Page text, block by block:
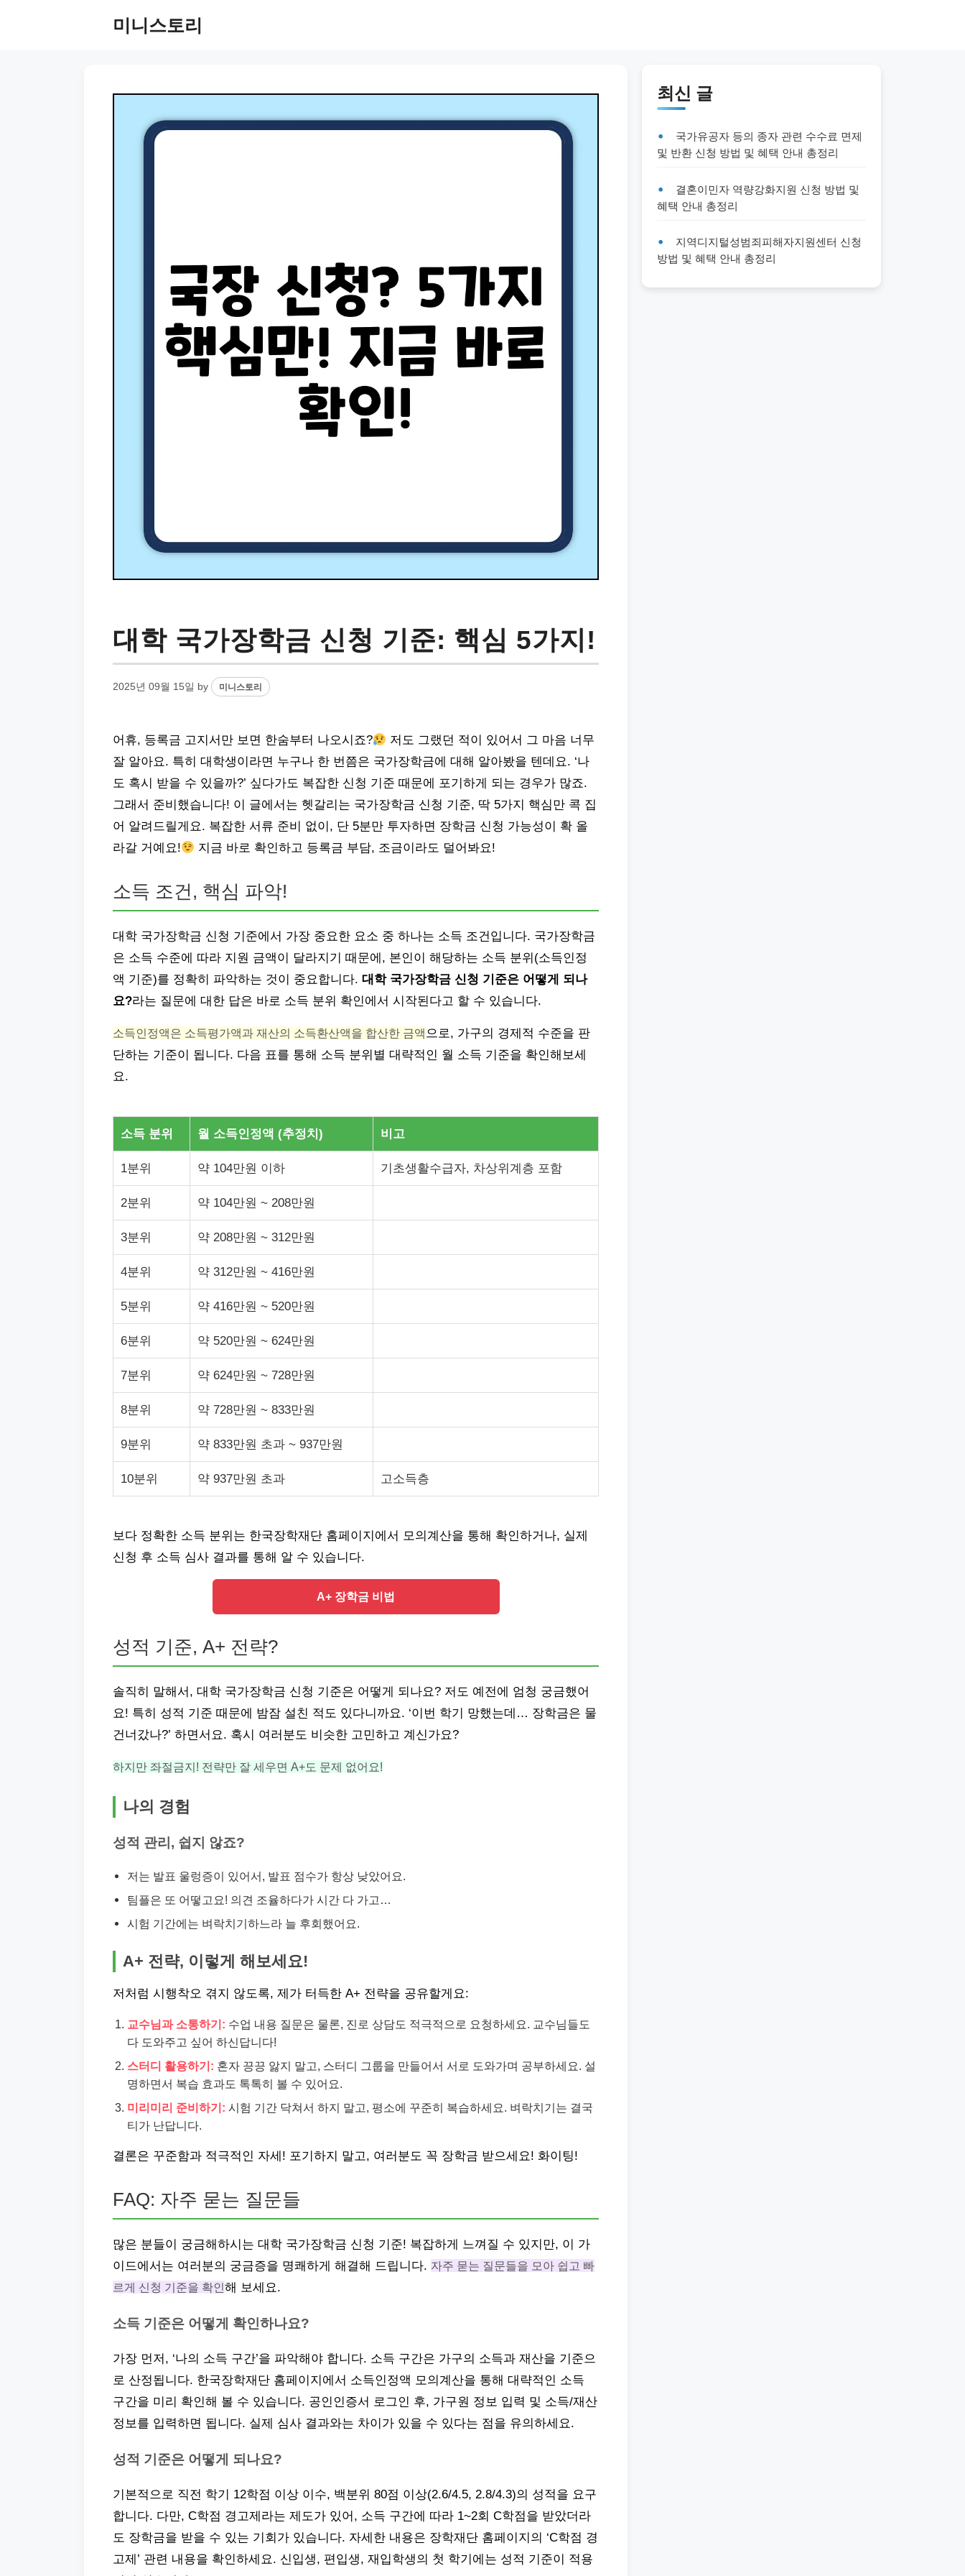
미니스토리
대학 국가장학금 신청 기준: 핵심 5가지!
2025년 09월 15일 by 미니스토리
어휴, 등록금 고지서만 보면 한숨부터 나오시죠?
저도 그랬던 적이 있어서 그 마음 너무
잘 알아요. 특히 대학생이라면 누구나 한 번쯤은 국가장학금에 대해 알아봤을 텐데요. ‘나
도 혹시 받을 수 있을까?’ 싶다가도 복잡한 신청 기준 때문에 포기하게 되는 경우가 많죠.
그래서 준비했습니다! 이 글에서는 헷갈리는 국가장학금 신청 기준, 딱 5가지 핵심만 콕 집
어 알려드릴게요. 복잡한 서류 준비 없이, 단 5분만 투자하면 장학금 신청 가능성이 확 올
라갈 거예요!
지금 바로 확인하고 등록금 부담, 조금이라도 덜어봐요!
소득 조건, 핵심 파악!
대학 국가장학금 신청 기준에서 가장 중요한 요소 중 하나는 소득 조건입니다. 국가장학금
은 소득 수준에 따라 지원 금액이 달라지기 때문에, 본인이 해당하는 소득 분위(소득인정
액 기준)를 정확히 파악하는 것이 중요합니다. 대학 국가장학금 신청 기준은 어떻게 되나
요?라는 질문에 대한 답은 바로 소득 분위 확인에서 시작된다고 할 수 있습니다.
소득인정액은 소득평가액과 재산의 소득환산액을 합산한 금액으로, 가구의 경제적 수준을 판
단하는 기준이 됩니다. 다음 표를 통해 소득 분위별 대략적인 월 소득 기준을 확인해보세
요.
소득 분위 월 소득인정액 (추정치) 비고
1분위 약 104만원 이하 기초생활수급자, 차상위계층 포함
2분위 약 104만원 ~ 208만원
3분위 약 208만원 ~ 312만원
4분위 약 312만원 ~ 416만원
5분위 약 416만원 ~ 520만원
6분위 약 520만원 ~ 624만원
7분위 약 624만원 ~ 728만원
8분위 약 728만원 ~ 833만원
9분위 약 833만원 초과 ~ 937만원
10분위 약 937만원 초과 고소득층
보다 정확한 소득 분위는 한국장학재단 홈페이지에서 모의계산을 통해 확인하거나, 실제
신청 후 소득 심사 결과를 통해 알 수 있습니다.
A+ 장학금 비법
성적 기준, A+ 전략?
솔직히 말해서, 대학 국가장학금 신청 기준은 어떻게 되나요? 저도 예전에 엄청 궁금했어
요! 특히 성적 기준 때문에 밤잠 설친 적도 있다니까요. ‘이번 학기 망했는데… 장학금은 물
건너갔나?’ 하면서요. 혹시 여러분도 비슷한 고민하고 계신가요?
하지만 좌절금지! 전략만 잘 세우면 A+도 문제 없어요!
나의 경험
성적 관리, 쉽지 않죠?
저는 발표 울렁증이 있어서, 발표 점수가 항상 낮았어요.
팀플은 또 어떻고요! 의견 조율하다가 시간 다 가고…
시험 기간에는 벼락치기하느라 늘 후회했어요.
A+ 전략, 이렇게 해보세요!
저처럼 시행착오 겪지 않도록, 제가 터득한 A+ 전략을 공유할게요:
교수님과 소통하기: 수업 내용 질문은 물론, 진로 상담도 적극적으로 요청하세요. 교수님들도
다 도와주고 싶어 하신답니다!
스터디 활용하기: 혼자 끙끙 앓지 말고, 스터디 그룹을 만들어서 서로 도와가며 공부하세요. 설
명하면서 복습 효과도 톡톡히 볼 수 있어요.
미리미리 준비하기: 시험 기간 닥쳐서 하지 말고, 평소에 꾸준히 복습하세요. 벼락치기는 결국
티가 난답니다.
결론은 꾸준함과 적극적인 자세! 포기하지 말고, 여러분도 꼭 장학금 받으세요! 화이팅!
FAQ: 자주 묻는 질문들
많은 분들이 궁금해하시는 대학 국가장학금 신청 기준! 복잡하게 느껴질 수 있지만, 이 가
이드에서는 여러분의 궁금증을 명쾌하게 해결해 드립니다. 자주 묻는 질문들을 모아 쉽고 빠
르게 신청 기준을 확인해 보세요.
소득 기준은 어떻게 확인하나요?
가장 먼저, ‘나의 소득 구간’을 파악해야 합니다. 소득 구간은 가구의 소득과 재산을 기준으
로 산정됩니다. 한국장학재단 홈페이지에서 소득인정액 모의계산을 통해 대략적인 소득
구간을 미리 확인해 볼 수 있습니다. 공인인증서 로그인 후, 가구원 정보 입력 및 소득/재산
정보를 입력하면 됩니다. 실제 심사 결과와는 차이가 있을 수 있다는 점을 유의하세요.
성적 기준은 어떻게 되나요?
기본적으로 직전 학기 12학점 이상 이수, 백분위 80점 이상(2.6/4.5, 2.8/4.3)의 성적을 요구
합니다. 다만, C학점 경고제라는 제도가 있어, 소득 구간에 따라 1~2회 C학점을 받았더라
도 장학금을 받을 수 있는 기회가 있습니다. 자세한 내용은 장학재단 홈페이지의 ‘C학점 경
고제’ 관련 내용을 확인하세요. 신입생, 편입생, 재입학생의 첫 학기에는 성적 기준이 적용
최신 글
국가유공자 등의 종자 관련 수수료 면제
및 반환 신청 방법 및 혜택 안내 총정리
결혼이민자 역량강화지원 신청 방법 및
혜택 안내 총정리
지역디지털성범죄피해자지원센터 신청
방법 및 혜택 안내 총정리